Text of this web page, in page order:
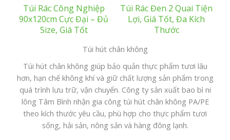
Túi Rác Công Nghiệp
90x120cm Cực Đại – Đủ
Size, Giá Tốt
Túi Rác Đen 2 Quai Tiện
Lợi, Giá Tốt, Đa Kích
Thước
Túi hút chân không
Túi hút chân không giúp bảo quản thực phẩm tươi lâu
hơn, hạn chế không khí và giữ chất lượng sản phẩm trong
quá trình lưu trữ, vận chuyển. Công ty sản xuất bao bì ni
lông Tâm Bình nhận gia công túi hút chân không PA/PE
theo kích thước yêu cầu, phù hợp cho thực phẩm tươi
sống, hải sản, nông sản và hàng đông lạnh.